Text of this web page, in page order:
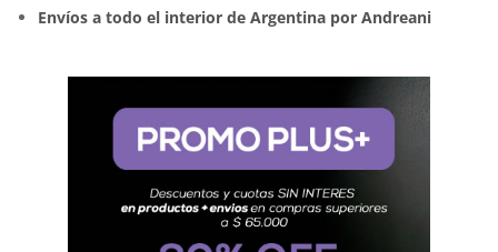
Envíos a todo el interior de Argentina por Andreani